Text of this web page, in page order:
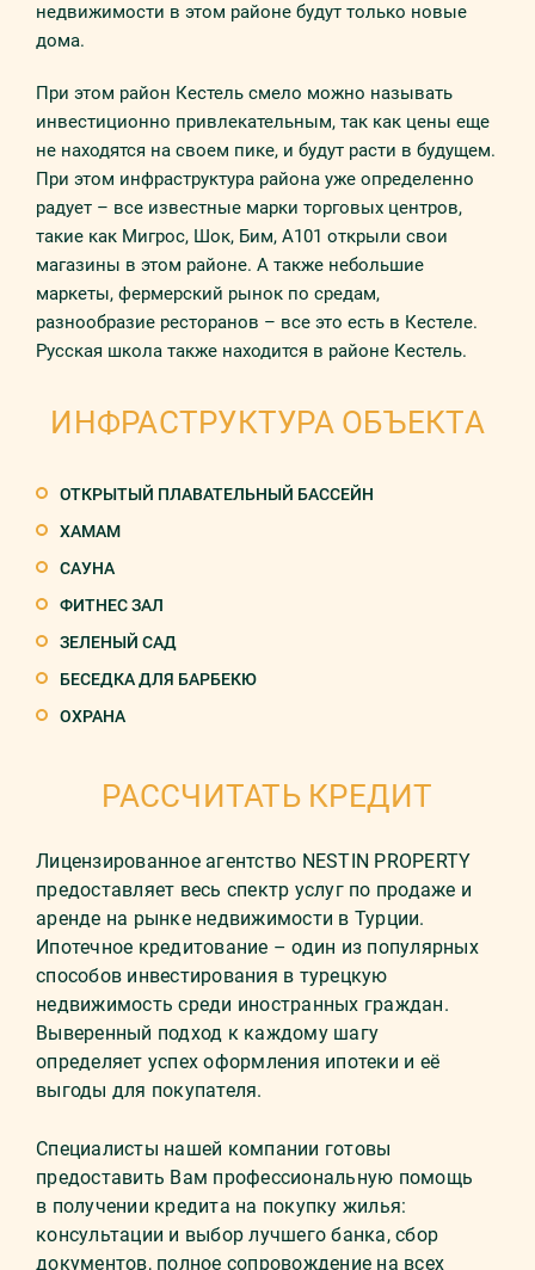
недвижимости в этом районе будут только новые
дома.
При этом район Кестель смело можно называть
инвестиционно привлекательным, так как цены еще
не находятся на своем пике, и будут расти в будущем.
При этом инфраструктура района уже определенно
радует – все известные марки торговых центров,
такие как Мигрос, Шок, Бим, А101 открыли свои
магазины в этом районе. А также небольшие
маркеты, фермерский рынок по средам,
разнообразие ресторанов – все это есть в Кестеле.
Русская школа также находится в районе Кестель.
ИНФРАСТРУКТУРА ОБЪЕКТА
ОТКРЫТЫЙ ПЛАВАТЕЛЬНЫЙ БАССЕЙН
ХАМАМ
САУНА
ФИТНЕС ЗАЛ
ЗЕЛЕНЫЙ САД
БЕСЕДКА ДЛЯ БАРБЕКЮ
ОХРАНА
РАССЧИТАТЬ КРЕДИТ
Лицензированное агентство NESTIN PROPERTY
предоставляет весь спектр услуг по продаже и
аренде на рынке недвижимости в Турции.
Ипотечное кредитование – один из популярных
способов инвестирования в турецкую
недвижимость среди иностранных граждан.
Выверенный подход к каждому шагу
определяет успех оформления ипотеки и её
выгоды для покупателя.
Специалисты нашей компании готовы
предоставить Вам профессиональную помощь
в получении кредита на покупку жилья:
консультации и выбор лучшего банка, сбор
документов, полное сопровождение на всех